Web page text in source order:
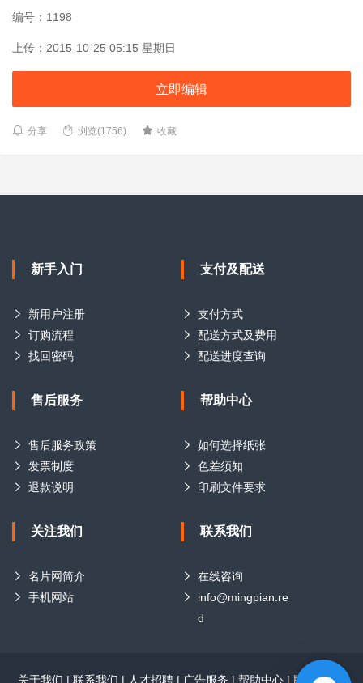
编号：1198
上传：2015-10-25 05:15 星期日
立即编辑
分享 浏览(1756) 收藏
新手入门
新用户注册
订购流程
找回密码
支付及配送
支付方式
配送方式及费用
配送进度查询
售后服务
售后服务政策
发票制度
退款说明
帮助中心
如何选择纸张
色差须知
印刷文件要求
关注我们
名片网简介
手机网站
联系我们
在线咨询
info@mingpian.re
d
关于我们 | 联系我们 | 人才招聘 | 广告服务 | 帮助中心 | 版权声明